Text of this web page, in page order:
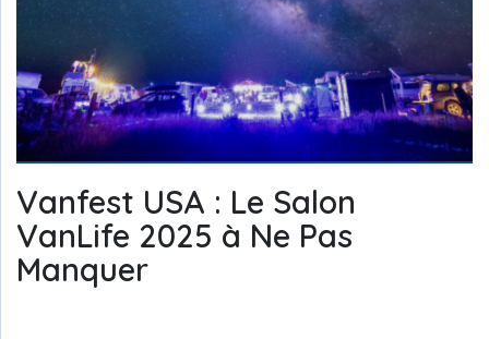
Vanfest USA : Le Salon
VanLife 2025 à Ne Pas
Manquer